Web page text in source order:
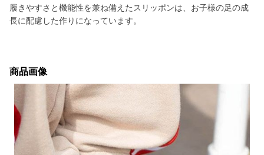
履きやすさと機能性を兼ね備えたスリッポンは、お子様の足の成
長に配慮した作りになっています。
商品画像